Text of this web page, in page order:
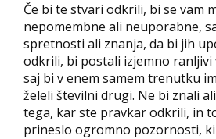
Če bi te stvari odkrili, bi se vam
nepomembne ali neuporabne,
spretnosti ali znanja, da bi jih
odkrili, bi postali izjemno ranljivi
saj bi v enem samem trenutku
želeli številni drugi. Ne bi znali
tega, kar ste pravkar odkrili, in
prineslo ogromno pozornosti, ki